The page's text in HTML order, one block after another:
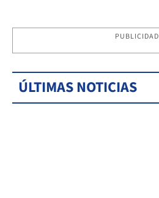
PUBLICIDAD
ÚLTIMAS NOTICIAS